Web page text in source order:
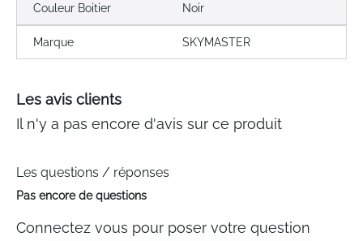
Couleur Boitier Noir
Marque SKYMASTER
Les avis clients
Il n'y a pas encore d'avis sur ce produit
Les questions / réponses
Pas encore de questions
Connectez vous pour poser votre question